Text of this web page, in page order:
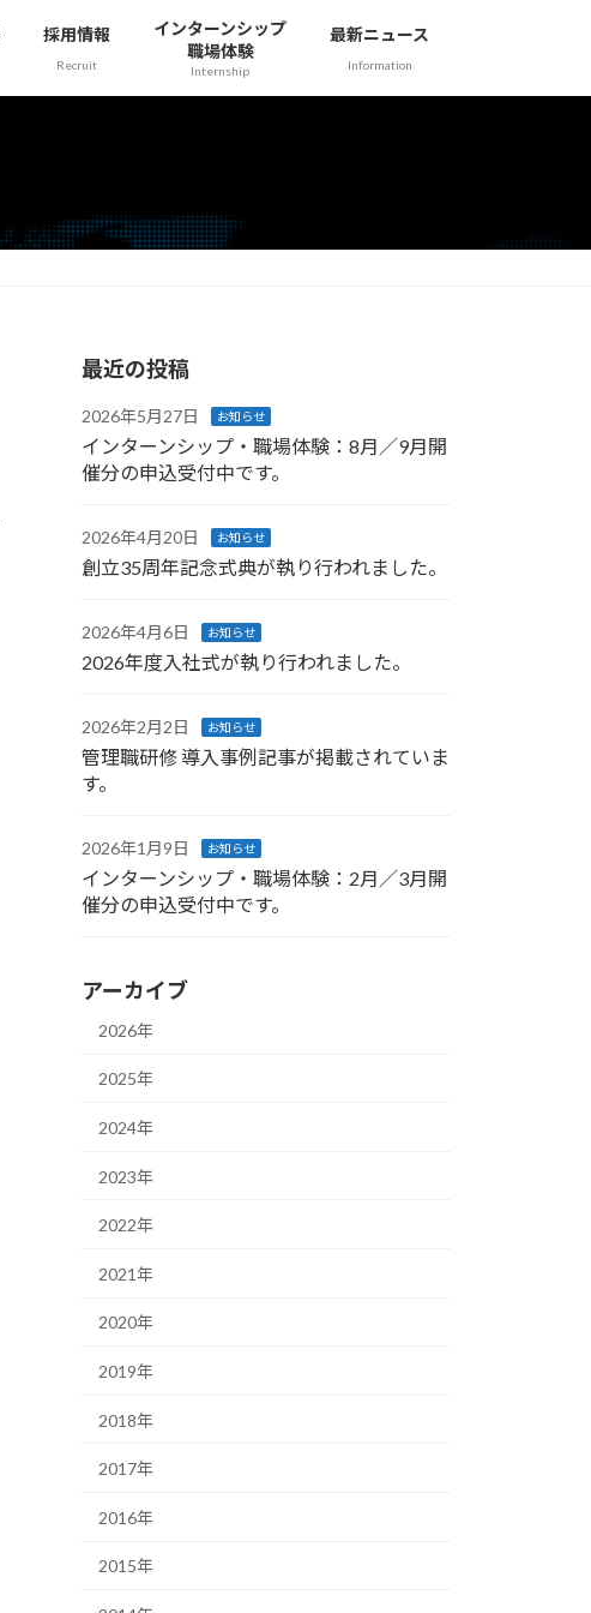
採用情報
Recruit
インターンシップ
職場体験
Internship
最新ニュース
Information
最近の投稿
2026年5月27日 お知らせ
インターンシップ・職場体験：8月／9月開
催分の申込受付中です。
2026年4月20日 お知らせ
創立35周年記念式典が執り行われました。
2026年4月6日 お知らせ
2026年度入社式が執り行われました。
2026年2月2日 お知らせ
管理職研修 導入事例記事が掲載されていま
す。
2026年1月9日 お知らせ
インターンシップ・職場体験：2月／3月開
催分の申込受付中です。
アーカイブ
2026年
2025年
2024年
2023年
2022年
2021年
2020年
2019年
2018年
2017年
2016年
2015年